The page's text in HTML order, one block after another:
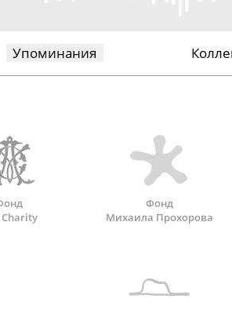
Упоминания
Charity
Фонд
Михаила Прохорова